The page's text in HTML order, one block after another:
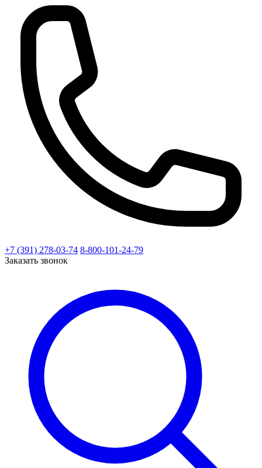
+7 (391) 278-03-74 8-800-101-24-79
Заказать звонок